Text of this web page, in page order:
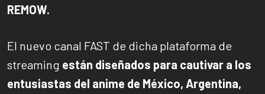
REMOW.
El nuevo canal FAST de dicha plataforma de
streaming están diseñados para cautivar a los
entusiastas del anime de México, Argentina,